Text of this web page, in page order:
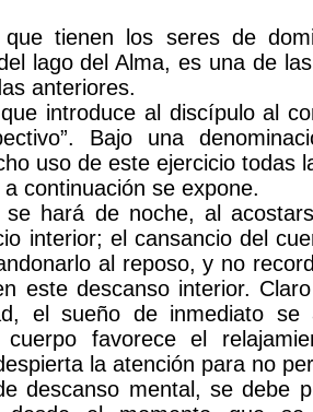
que tienen los seres de
lago del Alma, es una de
anteriores.
introduce al discípulo al
Bajo una
uso de este ejercicio todas
continuación se expone.
se hará de noche, al
interior; el cansancio del
al reposo, y no
este descanso interior.
el sueño de inmediato
cuerpo favorece el
la atención para no
descanso mental, se debe